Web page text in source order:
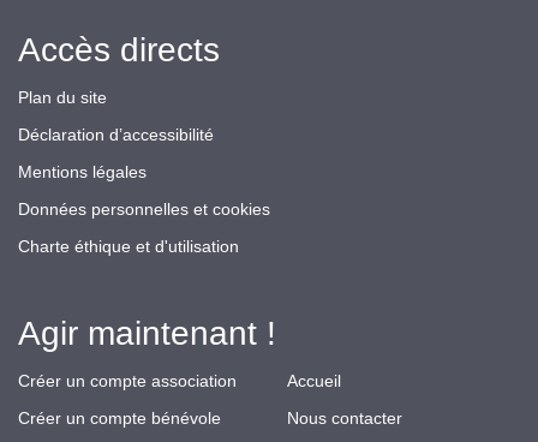
Accès directs
Plan du site
Déclaration d’accessibilité
Mentions légales
Données personnelles et cookies
Charte éthique et d'utilisation
Agir maintenant !
Créer un compte association
Créer un compte bénévole
Accueil
Nous contacter